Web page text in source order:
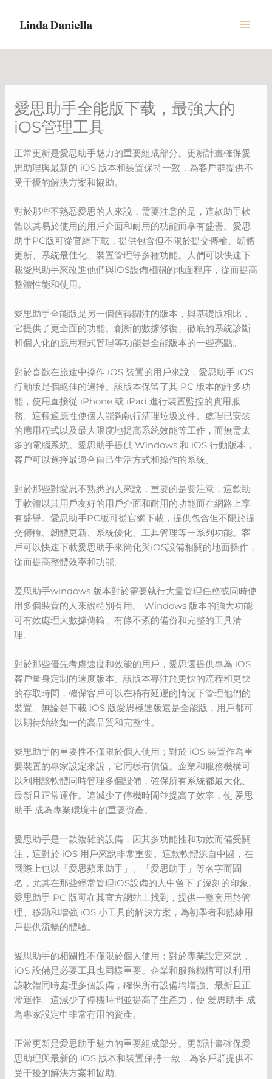
愛思助手全能版下载，最強大的
iOS管理工具
正常更新是愛思助手魅力的重要組成部分。更新計畫確保愛
思助理與最新的 iOS 版本和裝置保持一致，為客戶群提供不
受干擾的解決方案和協助。
對於那些不熟悉愛思的人來說，需要注意的是，這款助手軟
體以其易於使用的用戶介面和耐用的功能而享有盛譽。愛思
助手PC版可從官網下載，提供包含但不限於提交傳輸、韌體
更新、系統最佳化、裝置管理等多種功能。人們可以快速下
載愛思助手來改進他們與iOS設備相關的地面程序，從而提高
整體性能和使用。
愛思助手全能版是另一個值得關注的版本，與基礎版相比，
它提供了更全面的功能。創新的數據修復、徹底的系統診斷
和個人化的應用程式管理等功能是全能版本的一些亮點。
對於喜歡在旅途中操作 iOS 裝置的用戶來說，愛思助手 iOS
行動版是個絕佳的選擇。該版本保留了其 PC 版本的許多功
能，使用直接從 iPhone 或 iPad 進行裝置監控的實用服
務。這種適應性使個人能夠執行清理垃圾文件、處理已安裝
的應用程式以及最大限度地提高系統效能等工作，而無需太
多的電腦系統。愛思助手提供 Windows 和 iOS 行動版本，
客戶可以選擇最適合自己生活方式和操作的系統。
對於那些對愛思不熟悉的人來說，重要的是要注意，這款助
手軟體以其用戶友好的用戶介面和耐用的功能而在網路上享
有盛譽。愛思助手PC版可從官網下載，提供包含但不限於提
交傳輸、韌體更新、系統優化、工具管理等一系列功能。客
戶可以快速下載愛思助手來簡化與iOS設備相關的地面操作，
從而提高整體效率和功能。
爱思助手windows 版本對於需要執行大量管理任務或同時使
用多個裝置的人來說特別有用。 Windows 版本的強大功能
可有效處理大數據傳輸、有條不紊的備份和完整的工具清
理。
對於那些優先考慮速度和效能的用戶，愛思還提供專為 iOS
客戶量身定制的速度版本。該版本專注於更快的流程和更快
的存取時間，確保客戶可以在稍有延遲的情況下管理他們的
裝置。無論是下載 iOS 版愛思極速版還是全能版，用戶都可
以期待始終如一的高品質和完整性。
愛思助手的重要性不僅限於個人使用；對於 iOS 裝置作為重
要裝置的專家設定來說，它同樣有價值。企業和服務機構可
以利用該軟體同時管理多個設備，確保所有系統都最大化、
最新且正常運作。這減少了停機時間並提高了效率，使 爱思
助手 成為專業環境中的重要資產。
愛思助手是一款複雜的設備，因其多功能性和功效而備受關
注，這對於 iOS 用戶來說非常重要。這款軟體源自中國，在
國際上也以「愛思蘋果助手」、「愛思助手」等名字而聞
名，尤其在那些經常管理iOS設備的人中留下了深刻的印象。
愛思助手 PC 版可在其官方網站上找到，提供一整套用於管
理、移動和增強 iOS 小工具的解決方案，為初學者和熟練用
戶提供流暢的體驗。
愛思助手的相關性不僅限於個人使用；對於專業設定來說，
iOS 設備是必要工具也同樣重要。企業和服務機構可以利用
該軟體同時處理多個設備，確保所有設備均增強、最新且正
常運作。這減少了停機時間並提高了生產力，使 爱思助手 成
為專家設定中非常有用的資產。
正常更新是愛思助手魅力的重要組成部分。更新計畫確保愛
思助理與最新的 iOS 版本和裝置保持一致，為客戶群提供不
受干擾的解決方案和協助。